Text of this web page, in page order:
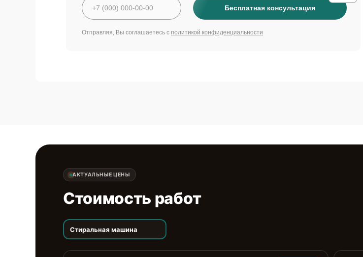
Бесплатная консультация
Отправляя, Вы соглашаетесь с политикой конфиденциальности
АКТУАЛЬНЫЕ ЦЕНЫ
Стоимость работ
Стиральная машина